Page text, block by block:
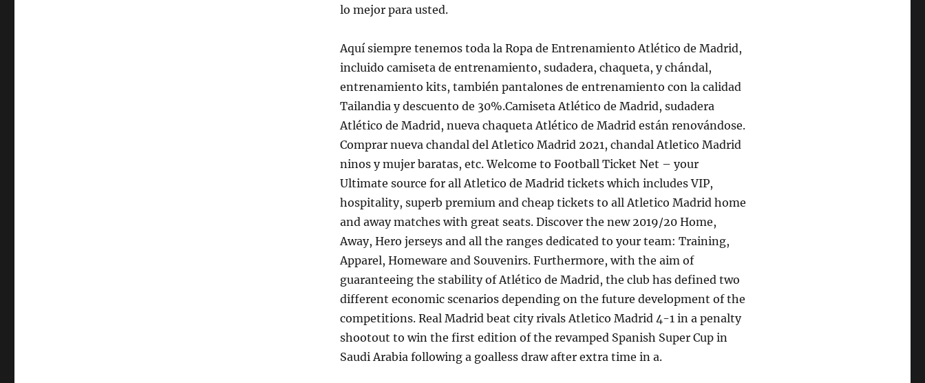
lo mejor para usted.
Aquí siempre tenemos toda la Ropa de Entrenamiento Atlético de Madrid,
incluido camiseta de entrenamiento, sudadera, chaqueta, y chándal,
entrenamiento kits, también pantalones de entrenamiento con la calidad
Tailandia y descuento de 30%.Camiseta Atlético de Madrid, sudadera
Atlético de Madrid, nueva chaqueta Atlético de Madrid están renovándose.
Comprar nueva chandal del Atletico Madrid 2021, chandal Atletico Madrid
ninos y mujer baratas, etc. Welcome to Football Ticket Net – your
Ultimate source for all Atletico de Madrid tickets which includes VIP,
hospitality, superb premium and cheap tickets to all Atletico Madrid home
and away matches with great seats. Discover the new 2019/20 Home,
Away, Hero jerseys and all the ranges dedicated to your team: Training,
Apparel, Homeware and Souvenirs. Furthermore, with the aim of
guaranteeing the stability of Atlético de Madrid, the club has defined two
different economic scenarios depending on the future development of the
competitions. Real Madrid beat city rivals Atletico Madrid 4-1 in a penalty
shootout to win the first edition of the revamped Spanish Super Cup in
Saudi Arabia following a goalless draw after extra time in a.